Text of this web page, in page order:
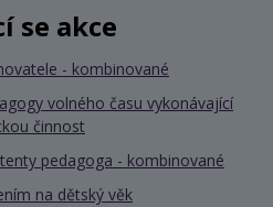
se akce
- kombinované
volného času vykonávající
činnost
pedagoga - kombinované
na dětský věk